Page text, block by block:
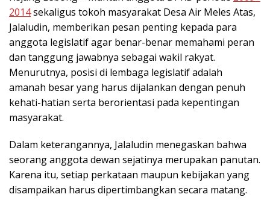
2014sekaligus tokoh masyarakat Desa Air Meles Atas,
Jalaludin, memberikan pesan penting kepada para
anggota legislatif agar benar-benar memahami peran
dan tanggung jawabnya sebagai wakil rakyat.
Menurutnya, posisi di lembaga legislatif adalah
amanah besar yang harus dijalankan dengan penuh
kehati-hatian serta berorientasi pada kepentingan
masyarakat.
Dalam keterangannya, Jalaludin menegaskan bahwa
seorang anggota dewan sejatinya merupakan panutan.
Karena itu, setiap perkataan maupun kebijakan yang
disampaikan harus dipertimbangkan secara matang.